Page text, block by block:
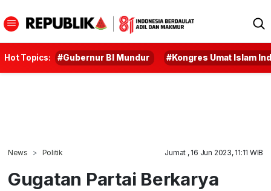
Hot Topics: #Gubernur BI Mundur #Kongres Umat Islam
News Politik Jumat , 16 Jun 2023, 11:11 WIB
Gugatan Partai Berkarya